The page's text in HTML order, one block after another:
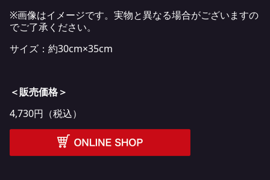
※画像はイメージです。実物と異なる場合がございますの
でご了承ください。
サイズ：約30cm×35cm
＜販売価格＞
4,730円（税込）